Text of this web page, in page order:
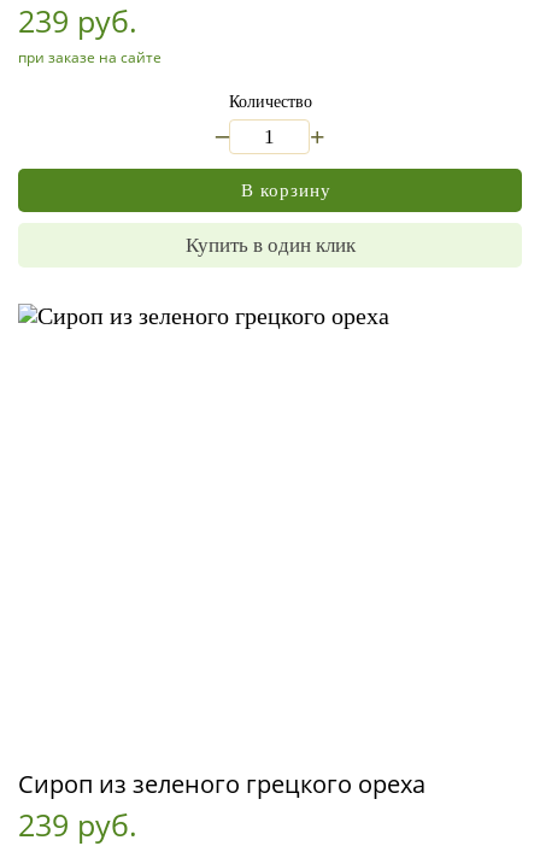
239 руб.
при заказе на сайте
Количество
+
В корзину
Купить в один клик
Сироп из зеленого грецкого ореха
239 руб.